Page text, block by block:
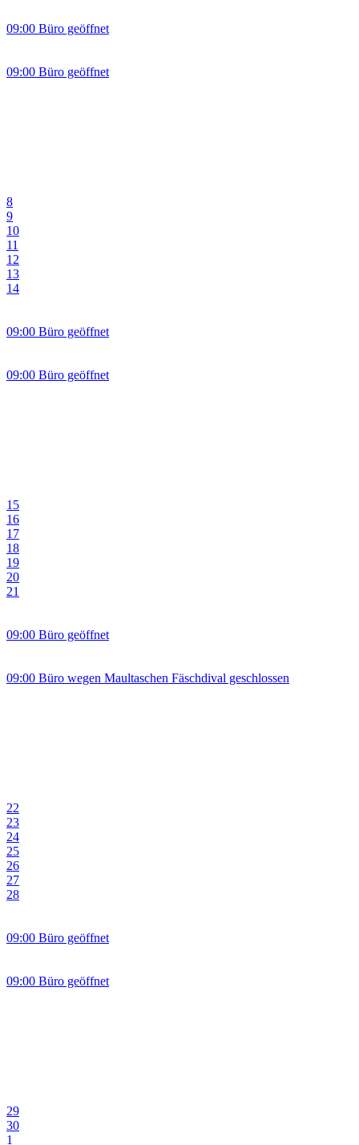
09:00 Büro geöffnet
09:00 Büro geöffnet
8
9
10
11
12
13
14
09:00 Büro geöffnet
09:00 Büro geöffnet
15
16
17
18
19
20
21
09:00 Büro geöffnet
09:00 Büro wegen Maultaschen Fäschdival geschlossen
22
23
24
25
26
27
28
09:00 Büro geöffnet
09:00 Büro geöffnet
29
30
1